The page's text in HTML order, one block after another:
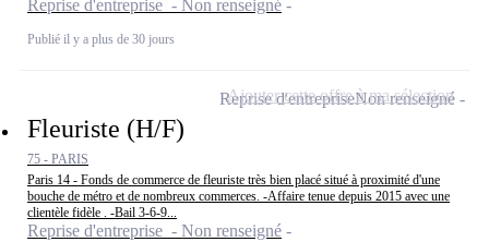
Reprise d'entreprise - Non renseigné
Publié il y a plus de 30 jours
Fleuriste (H/F)
75 - PARIS
Paris 14 - Fonds de commerce de fleuriste très bien placé situé à proximité d'une
bouche de métro et de nombreux commerces. -Affaire tenue depuis 2015 avec une
clientèle fidèle . -Bail 3-6-9...
Reprise d'entreprise - Non renseigné
Reprise d'entrepriseNon renseigné
Ajouter cette offre à ma sélection